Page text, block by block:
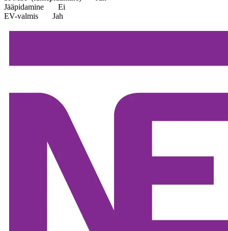
Jääpidamine
Ei
EV-valmis
Jah